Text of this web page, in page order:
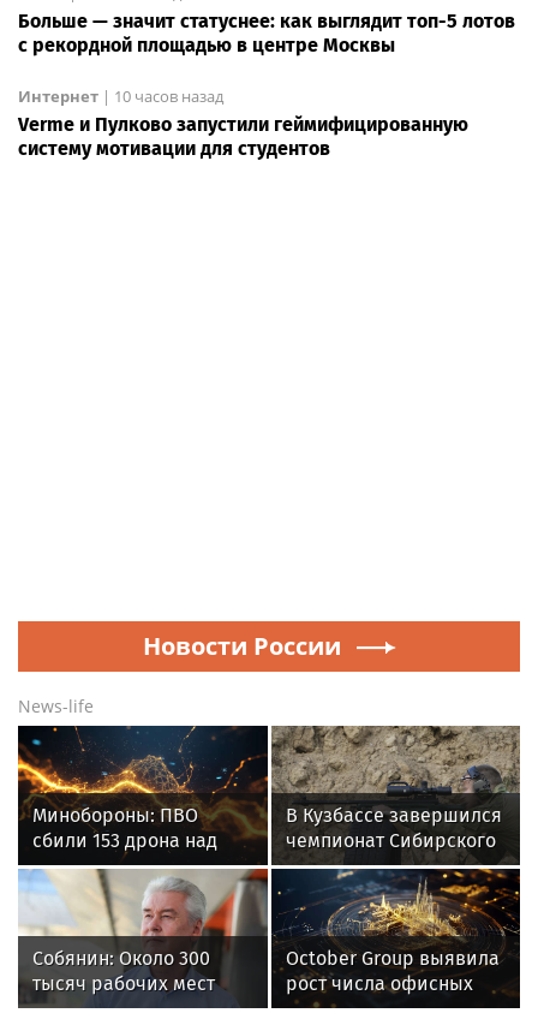
Больше — значит статуснее: как выглядит топ-5 лотов
с рекордной площадью в центре Москвы
Интернет | 10 часов назад
Verme и Пулково запустили геймифицированную
систему мотивации для студентов
Новости России
News-life
Минобороны: ПВО
сбили 153 дрона над
Россией за ночь 9
августа
В Кузбассе завершился
чемпионат Сибирского
ордена Жукова округа
Росгвардии по
служебно-боевой
стрельбе
Собянин: Около 300
тысяч рабочих мест
создано в регионах по
October Group выявила
рост числа офисных
сотрудников в Москве